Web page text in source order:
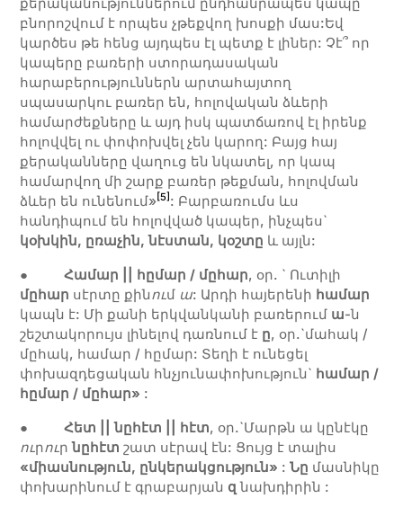
բնորոշվում է որպես չթեքվող խոսքի մաս:Եվ
կարծես թե հենց այդպես էլ պետք է լիներ: Չէ՞ որ
կապերը բառերի ստորադասական
հարաբերություններն արտահայտող
սպասարկու բառեր են, հոլովական ձևերի
համարժեքները և այդ իսկ պատճառով էլ իրենք
հոլովվել ու փոփոխվել չեն կարող: Բայց հայ
քերականները վաղուց են նկատել, որ կապ
համարվող մի շարք բառեր թեքման, հոլովման
ձևեր են ունենում»[5] : Բարբառումս ևս
հանդիպում են հոլովված կապեր, ինչպես`
կօխկին, ըռաչին, նէստան, կօշտը և այլն:
● Համար || հըմար / մըհար, օր. ` Ուտիլի
մըհար սէրտը քինում ա: Արդի հայերենի համար
կապն է: Մի քանի երկվանկանի բառերում ա-ն
շեշտակորույս լինելով դառնում է ը, օր.`մահակ /
մըհակ, համար / հըմար: Տեղի է ունեցել
փոխազդեցական հնչյունափոխություն` համար /
հըմար / մըհար» :
● Հետ || նըհէտ || հէտ, օր.`Մարթն ա կընէկը
ուրուրնըհէտ շատ սէրավ էն: Ցույց է տալիս
«միասնություն, ընկերակցություն» : Նը մասնիկը
փոխարինում է գրաբարյան զնախդիրին :